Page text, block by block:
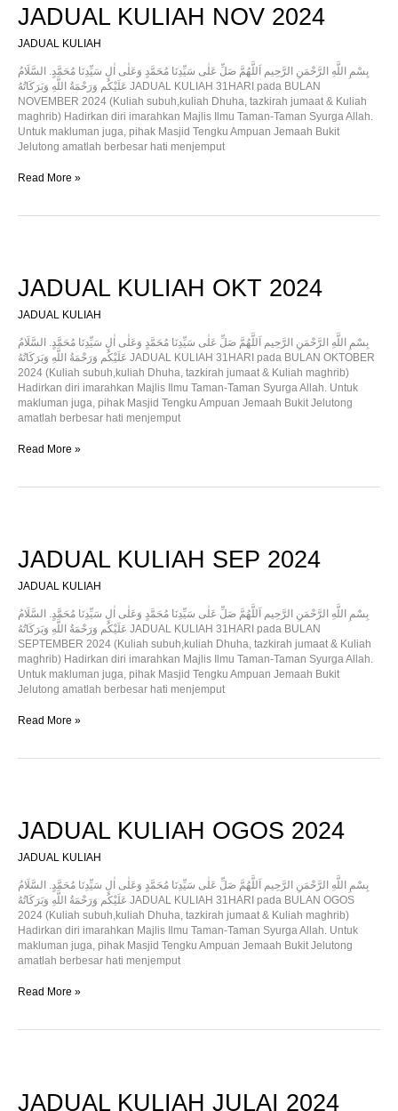
JADUAL KULIAH NOV 2024
JADUAL KULIAH
بِسْمِ اللَّهِ الرَّحْمَنِ الرَّحِيم اَللَّهُمَّ صَلِّ عَلٰى سَيِّدِنَا مُحَمَّدٍ وَعَلٰى اٰلِ سَيِّدِنَا مُحَمَّدٍ. السَّلَامُ
عَلَيْكُم وَرَحْمَةُ اللَّهِ وَبَرَكَاتُهُ JADUAL KULIAH 31HARI pada BULAN
NOVEMBER 2024 (Kuliah subuh,kuliah Dhuha, tazkirah jumaat & Kuliah
maghrib) Hadirkan diri imarahkan Majlis Ilmu Taman-Taman Syurga Allah.
Untuk makluman juga, pihak Masjid Tengku Ampuan Jemaah Bukit
Jelutong amatlah berbesar hati menjemput
NOV
2024
Read More »
JADUAL KULIAH OKT 2024
JADUAL KULIAH
بِسْمِ اللَّهِ الرَّحْمَنِ الرَّحِيم اَللَّهُمَّ صَلِّ عَلٰى سَيِّدِنَا مُحَمَّدٍ وَعَلٰى اٰلِ سَيِّدِنَا مُحَمَّدٍ. السَّلَامُ
عَلَيْكُم وَرَحْمَةُ اللَّهِ وَبَرَكَاتُهُ JADUAL KULIAH 31HARI pada BULAN OKTOBER
2024 (Kuliah subuh,kuliah Dhuha, tazkirah jumaat & Kuliah maghrib)
Hadirkan diri imarahkan Majlis Ilmu Taman-Taman Syurga Allah. Untuk
makluman juga, pihak Masjid Tengku Ampuan Jemaah Bukit Jelutong
amatlah berbesar hati menjemput
OKT
2024
Read More »
JADUAL KULIAH SEP 2024
JADUAL KULIAH
بِسْمِ اللَّهِ الرَّحْمَنِ الرَّحِيم اَللَّهُمَّ صَلِّ عَلٰى سَيِّدِنَا مُحَمَّدٍ وَعَلٰى اٰلِ سَيِّدِنَا مُحَمَّدٍ. السَّلَامُ
عَلَيْكُم وَرَحْمَةُ اللَّهِ وَبَرَكَاتُهُ JADUAL KULIAH 31HARI pada BULAN
SEPTEMBER 2024 (Kuliah subuh,kuliah Dhuha, tazkirah jumaat & Kuliah
maghrib) Hadirkan diri imarahkan Majlis Ilmu Taman-Taman Syurga Allah.
Untuk makluman juga, pihak Masjid Tengku Ampuan Jemaah Bukit
Jelutong amatlah berbesar hati menjemput
SEP
2024
Read More »
JADUAL KULIAH OGOS 2024
JADUAL KULIAH
بِسْمِ اللَّهِ الرَّحْمَنِ الرَّحِيم اَللَّهُمَّ صَلِّ عَلٰى سَيِّدِنَا مُحَمَّدٍ وَعَلٰى اٰلِ سَيِّدِنَا مُحَمَّدٍ. السَّلَامُ
عَلَيْكُم وَرَحْمَةُ اللَّهِ وَبَرَكَاتُهُ JADUAL KULIAH 31HARI pada BULAN OGOS
2024 (Kuliah subuh,kuliah Dhuha, tazkirah jumaat & Kuliah maghrib)
Hadirkan diri imarahkan Majlis Ilmu Taman-Taman Syurga Allah. Untuk
makluman juga, pihak Masjid Tengku Ampuan Jemaah Bukit Jelutong
amatlah berbesar hati menjemput
OGOS
2024
Read More »
JADUAL KULIAH JULAI 2024
JULAI
2024